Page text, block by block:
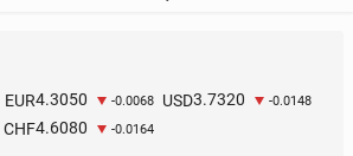
EUR4.3050 -0.0068 USD3.7320 -0.0148
CHF4.6080 -0.0164